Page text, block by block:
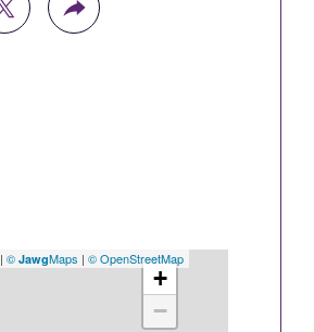
+
−
|©JawgMaps |© OpenStreetMap